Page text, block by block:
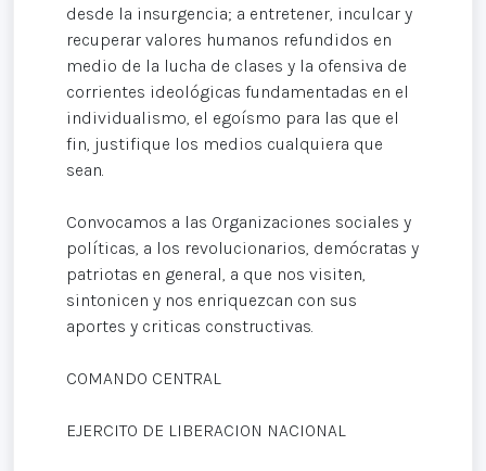
desde la insurgencia; a entretener, inculcar y
recuperar valores humanos refundidos en
medio de la lucha de clases y la ofensiva de
corrientes ideológicas fundamentadas en el
individualismo, el egoísmo para las que el
fin, justifique los medios cualquiera que
sean.
Convocamos a las Organizaciones sociales y
políticas, a los revolucionarios, demócratas y
patriotas en general, a que nos visiten,
sintonicen y nos enriquezcan con sus
aportes y criticas constructivas.
COMANDO CENTRAL
EJERCITO DE LIBERACION NACIONAL